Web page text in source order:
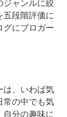
ジャンルに絞
五段階評価に
グにブロガー
は、いわば気
常の中でも気
自分の趣味に